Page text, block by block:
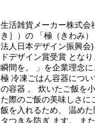
生活雑貨メーカー株式会
き］）の 「極（きわみ
法人日本デザイン振興会
ドデザイン賞受賞 とな
瞬間を。 」を企業理念
極 冷凍ごはん容器につ
の容器 。 炊いたご飯を
た際のご飯の美味しさに
飯を入れるため、 温め
タつきを防ぎ ます。 ま